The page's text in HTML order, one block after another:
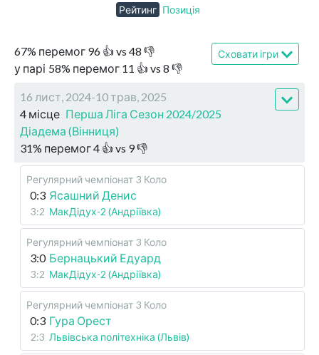
67% перемог 96 👍 vs 48 👎
у парі 58% перемог 11 👍 vs 8 👎
Сховати ігри
16 лист, 2024-10 трав, 2025
4 місце Перша Ліга Сезон 2024/2025
Діадема (Вінниця)
31% перемог4 👍 vs 9👎
Регулярний чемпіонат 3 Коло
0:3 Ясашний Денис
3:2 МакДідух-2 (Андріївка)
Регулярний чемпіонат 3 Коло
3:0 Бернацький Едуард
3:2 МакДідух-2 (Андріївка)
Регулярний чемпіонат 3 Коло
0:3 Гура Орест
2:3 Львівська політехніка (Львів)
Рейтинг Позиція